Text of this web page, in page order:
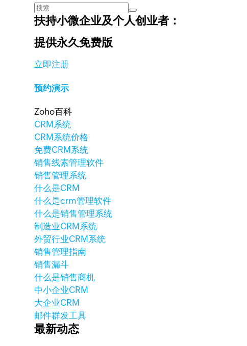
扶持小微企业及个人创业者：
提供永久免费版
立即注册
预约演示
Zoho百科
CRM系统
CRM系统价格
免费CRM系统
销售线索管理软件
销售管理系统
什么是CRM
什么是crm管理软件
什么是销售管理系统
制造业CRM系统
外贸行业CRM系统
销售管理指南
销售漏斗
什么是销售商机
中小企业CRM
大企业CRM
邮件群发工具
最新动态